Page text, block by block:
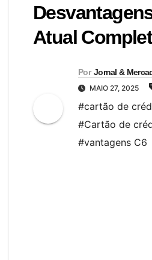
Atual
Por Jornal &
MAIO 27, 2025
#cartão de
#Cartão de
#vantagens C6